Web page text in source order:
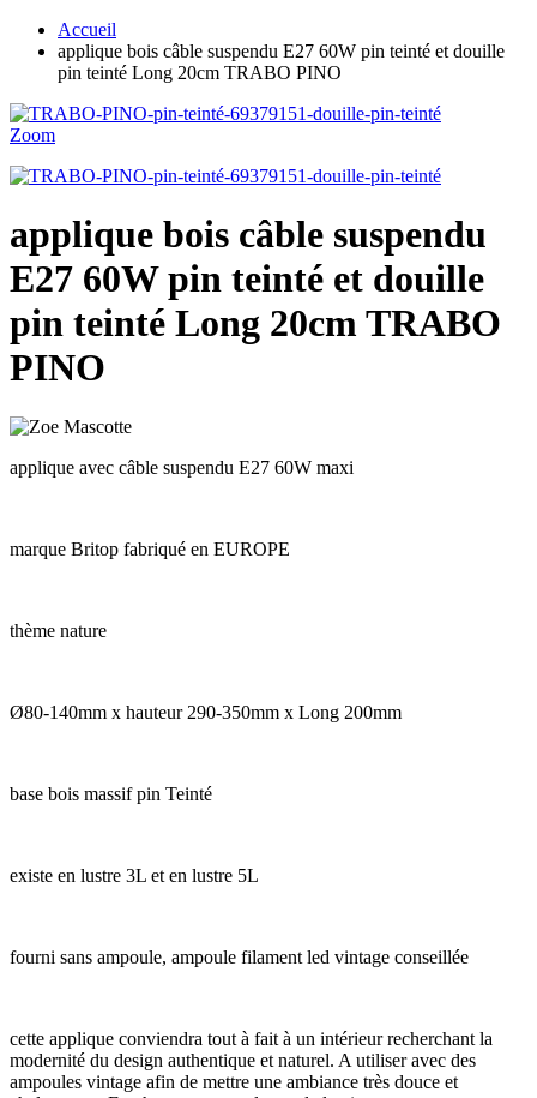
Accueil
applique bois câble suspendu E27 60W pin teinté et douille
pin teinté Long 20cm TRABO PINO
Zoom
applique bois câble suspendu
E27 60W pin teinté et douille
pin teinté Long 20cm TRABO
PINO
applique avec câble suspendu E27 60W maxi
marque Britop fabriqué en EUROPE
thème nature
Ø80-140mm x hauteur 290-350mm x Long 200mm
base bois massif pin Teinté
existe en lustre 3L et en lustre 5L
fourni sans ampoule, ampoule filament led vintage conseillée
cette applique conviendra tout à fait à un intérieur recherchant la
modernité du design authentique et naturel. A utiliser avec des
ampoules vintage afin de mettre une ambiance très douce et